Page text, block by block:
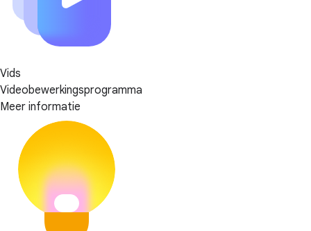
Vids
Videobewerkings­programma
Meer informatie